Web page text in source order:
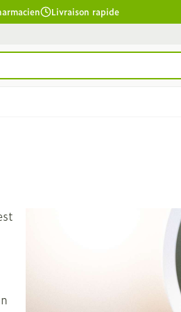
Livraison rapide
et hygiène
Boutons